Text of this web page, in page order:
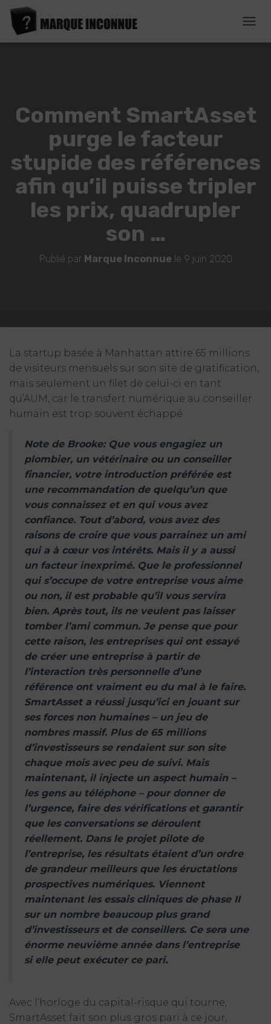
É
L
A
V
I
G
A
Comment SmartAsset
purge le facteur
stupide des références
afin qu’il puisse tripler
les prix, quadrupler
son …
Publié par Marque Inconnue le 9 juin 2020
La startup basée à Manhattan attire 65 millions
de visiteurs mensuels sur son site de gratification,
mais seulement un filet de celui-ci en tant
qu’AUM, car le transfert numérique au conseiller
humain est trop souvent échappé
Note de Brooke: Que vous engagiez un
plombier, un vétérinaire ou un conseiller
financier, votre introduction préférée est
une recommandation de quelqu’un que
vous connaissez et en qui vous avez
confiance. Tout d’abord, vous avez des
raisons de croire que vous parrainez un ami
qui a à cœur vos intérêts. Mais il y a aussi
un facteur inexprimé. Que le professionnel
qui s’occupe de votre entreprise vous aime
ou non, il est probable qu’il vous servira
bien. Après tout, ils ne veulent pas laisser
tomber l’ami commun. Je pense que pour
cette raison, les entreprises qui ont essayé
de créer une entreprise à partir de
l’interaction très personnelle d’une
référence ont vraiment eu du mal à le faire.
SmartAsset a réussi jusqu’ici en jouant sur
ses forces non humaines – un jeu de
nombres massif. Plus de 65 millions
d’investisseurs se rendaient sur son site
chaque mois avec peu de suivi. Mais
maintenant, il injecte un aspect humain –
les gens au téléphone – pour donner de
l’urgence, faire des vérifications et garantir
que les conversations se déroulent
réellement. Dans le projet pilote de
l’entreprise, les résultats étaient d’un ordre
de grandeur meilleurs que les éructations
prospectives numériques. Viennent
maintenant les essais cliniques de phase II
sur un nombre beaucoup plus grand
d’investisseurs et de conseillers. Ce sera une
énorme neuvième année dans l’entreprise
si elle peut exécuter ce pari.
Avec l’horloge du capital-risque qui tourne,
SmartAsset fait son plus gros pari à ce jour,